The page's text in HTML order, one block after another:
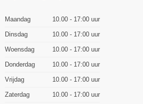
Maandag 10.00 - 17:00
Dinsdag 10.00 - 17:00
Woensdag 10.00 - 17:00
Donderdag 10.00 - 17:00
Vrijdag 10.00 - 17:00
Zaterdag 10.00 - 17:00